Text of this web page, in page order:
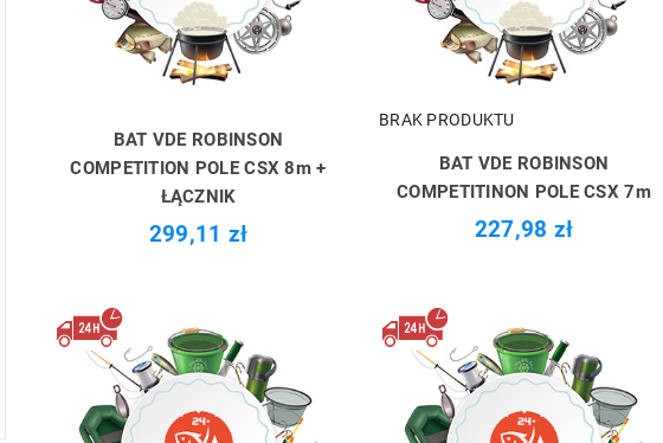
BAT VDE ROBINSON
COMPETITION POLE CSX 8m +
ŁĄCZNIK
299,11 zł
BRAK PRODUKTU
BAT VDE ROBINSON
COMPETITINON POLE CSX 7m
227,98 zł